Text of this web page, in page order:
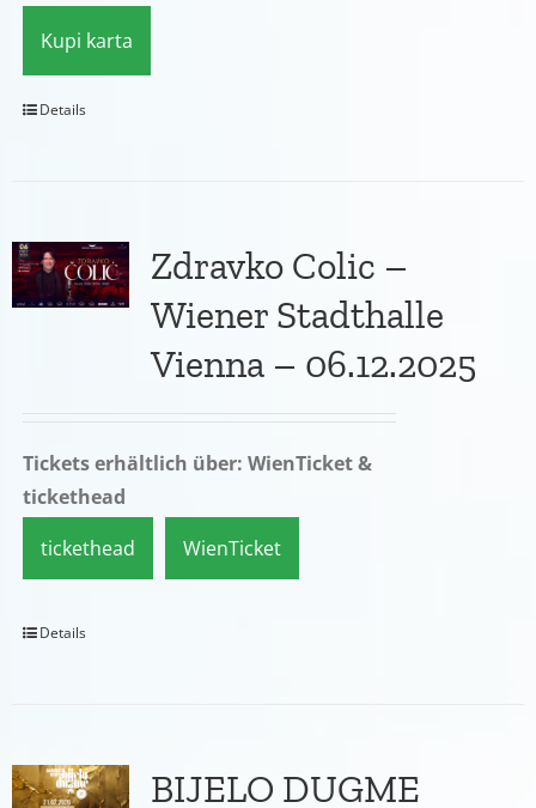
Kupi karta
Details
Zdravko Colic –
Wiener Stadthalle
Vienna – 06.12.2025
Tickets erhältlich über: WienTicket &
tickethead
tickethead
WienTicket
Details
BIJELO DUGME